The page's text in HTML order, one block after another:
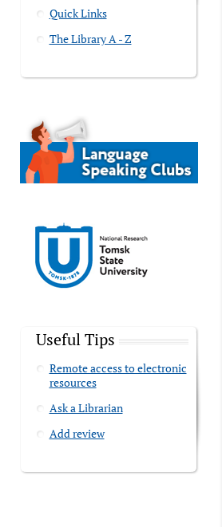
Quick Links
The Library A - Z
Useful Tips
Remote access to electronic
resources
Ask a Librarian
Add review